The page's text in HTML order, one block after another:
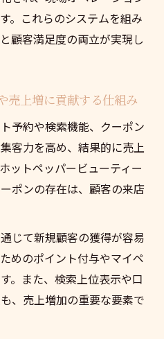
が収益構造に及ぼす影響
の収益モデルと成功の秘
るべきリクルートの収益
ーティー連携で実現す
とコストパフォーマンス
。これらのシステムを組み
顧客満足度の両立が実現し
売上増に貢献する仕組み
予約や検索機能、クーポン
客力を高め、結果的に売上
ットペッパービューティー
ポンの存在は、顧客の来店
じて新規顧客の獲得が容易
めのポイント付与やマイペ
。また、検索上位表示や口
、売上増加の重要な要素で